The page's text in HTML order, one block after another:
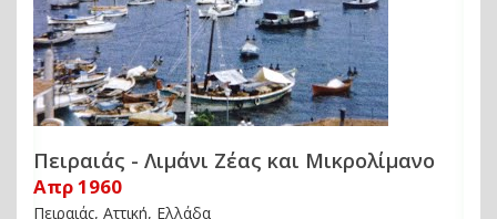
Πειραιάς - Λιμάνι Ζέας και Μικρολίμανο
Απρ 1960
Πειραιάς, Αττική, Ελλάδα